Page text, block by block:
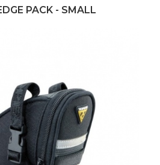
PACK - SMALL